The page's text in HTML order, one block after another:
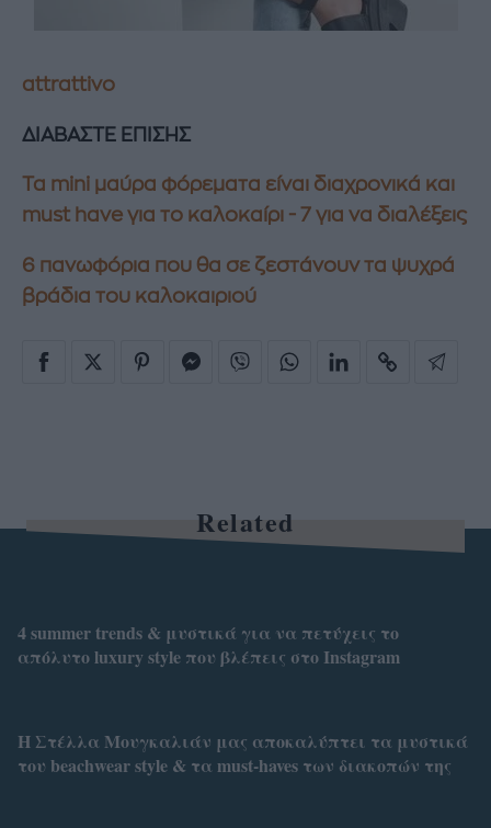
attrattivo
ΔΙΑΒΑΣΤΕ ΕΠΙΣΗΣ
Τα mini μαύρα φόρεματα είναι διαχρονικά και
must have για το καλοκαίρι - 7 για να διαλέξεις
6 πανωφόρια που θα σε ζεστάνουν τα ψυχρά
βράδια του καλοκαιριού
Related
4 summer trends & μυστικά για να πετύχεις το
απόλυτο luxury style που βλέπεις στο Instagram
Η Στέλλα Μουγκαλιάν μας αποκαλύπτει τα μυστικά
του beachwear style & τα must-haves των διακοπών της